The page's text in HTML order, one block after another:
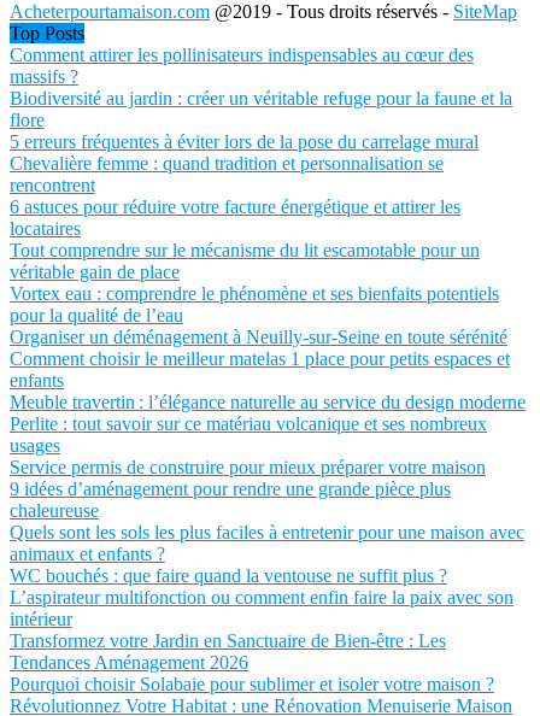
Acheterpourtamaison.com @2019 - Tous droits réservés - SiteMap
Top Posts
Comment attirer les pollinisateurs indispensables au cœur des
massifs ?
Biodiversité au jardin : créer un véritable refuge pour la faune et la
flore
5 erreurs fréquentes à éviter lors de la pose du carrelage mural
Chevalière femme : quand tradition et personnalisation se
rencontrent
6 astuces pour réduire votre facture énergétique et attirer les
locataires
Tout comprendre sur le mécanisme du lit escamotable pour un
véritable gain de place
Vortex eau : comprendre le phénomène et ses bienfaits potentiels
pour la qualité de l’eau
Organiser un déménagement à Neuilly-sur-Seine en toute sérénité
Comment choisir le meilleur matelas 1 place pour petits espaces et
enfants
Meuble travertin : l’élégance naturelle au service du design moderne
Perlite : tout savoir sur ce matériau volcanique et ses nombreux
usages
Service permis de construire pour mieux préparer votre maison
9 idées d’aménagement pour rendre une grande pièce plus
chaleureuse
Quels sont les sols les plus faciles à entretenir pour une maison avec
animaux et enfants ?
WC bouchés : que faire quand la ventouse ne suffit plus ?
L’aspirateur multifonction ou comment enfin faire la paix avec son
intérieur
Transformez votre Jardin en Sanctuaire de Bien-être : Les
Tendances Aménagement 2026
Pourquoi choisir Solabaie pour sublimer et isoler votre maison ?
Révolutionnez Votre Habitat : une Rénovation Menuiserie Maison